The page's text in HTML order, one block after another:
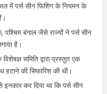
में पर्स सीन फिशिंग के नियमन के
पश्चिम बंगाल जैसे राज्यों ने पर्स सीन
है।
समिति द्वारा प्रस्तुत एक
हटाने की सिफारिश की थी।
कर दिया था कि पर्स सीन